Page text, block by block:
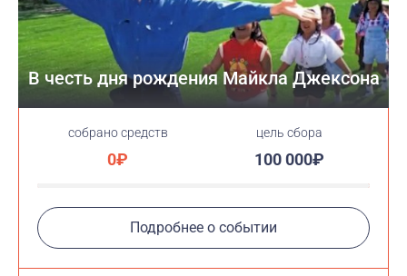
В честь дня рождения Майкла Джексона
cобрано средств
0₽
цель сбора
100 000₽
Подробнее о событии